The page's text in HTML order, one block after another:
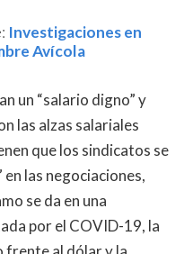
Investigaciones en
Avícola
un “salario digno” y
las alzas salariales
que los sindicatos se
las negociaciones,
se da en una
por el COVID-19, la